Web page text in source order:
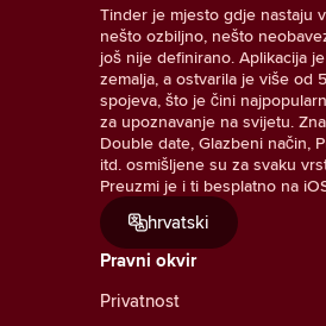
Tinder je mjesto gdje nastaju
nešto ozbiljno, nešto
još nije definirano. Aplikacija
zemalja, a ostvarila je više od
spojeva, što je čini
za upoznavanje na svijetu.
Double date, Glazbeni način,
itd. osmišljene su za svaku
Preuzmi je i ti besplatno na
hrvatski
Pravni okvir
Privatnost